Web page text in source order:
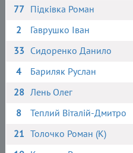
77 Підківка Роман
2
Гаврушко Іван
33 Сидоренко Данило
4
Бариляк Руслан
28 Лень Олег
8
Теплий Віталій-Дмитро
21 Толочко Роман (К)